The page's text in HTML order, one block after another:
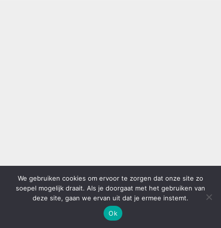
We gebruiken cookies om ervoor te zorgen dat onze site zo
soepel mogelijk draait. Als je doorgaat met het gebruiken van
deze site, gaan we ervan uit dat je ermee instemt.
Ok